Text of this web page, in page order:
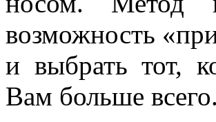
возможность
и выбрать тот,
Вам больше всего.